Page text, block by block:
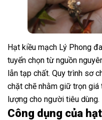
Hạt kiều mạch Lý Phong
tuyển chọn từ nguồn
lẫn tạp chất. Quy trình sơ
chặt chẽ nhằm giữ trọn
lượng cho người tiêu dùng.
Công dụng của